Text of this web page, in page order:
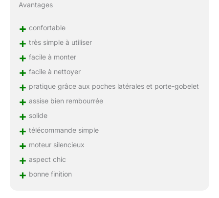
Avantages
+ confortable
+ très simple à utiliser
+ facile à monter
+ facile à nettoyer
+ pratique grâce aux poches latérales et porte-gobelet
+ assise bien rembourrée
+ solide
+ télécommande simple
+ moteur silencieux
+ aspect chic
+ bonne finition